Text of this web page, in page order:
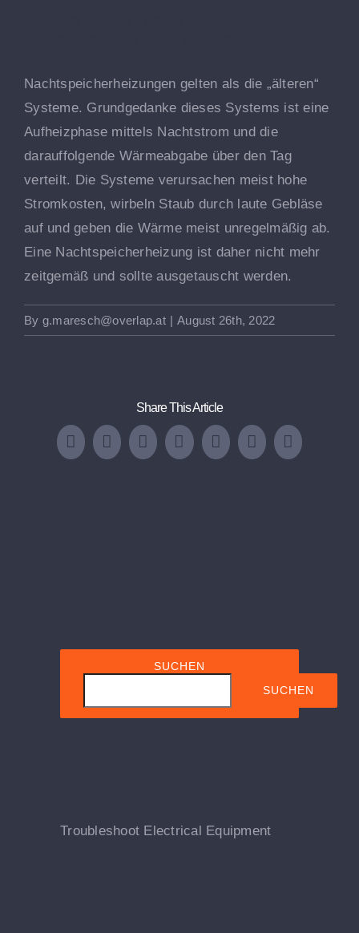
Nachtspeicherheizungen gelten als die „älteren“
Systeme. Grundgedanke dieses Systems ist eine
Aufheizphase mittels Nachtstrom und die
darauffolgende Wärmeabgabe über den Tag
verteilt. Die Systeme verursachen meist hohe
Stromkosten, wirbeln Staub durch laute Gebläse
auf und geben die Wärme meist unregelmäßig ab.
Eine Nachtspeicherheizung ist daher nicht mehr
zeitgemäß und sollte ausgetauscht werden.
By g.maresch@overlap.at | August 26th, 2022
Share This Article
Facebook
TwitterLinkedInWhatsApp
TumblrPinterestEmail
SUCHEN
SUCHEN
Troubleshoot Electrical Equipment